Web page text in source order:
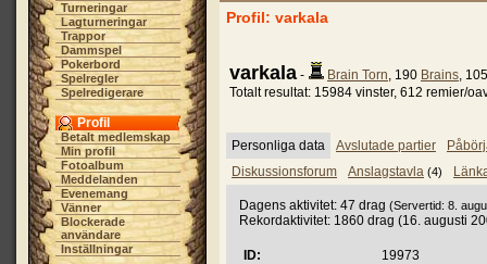
Turneringar
Lagturneringar
Trappor
Dammspel
Pokerbord
Spelregler
Spelredigerare
Profil
Betalt medlemskap
Min profil
Fotoalbum
Meddelanden
Evenemang
Vänner
Blockerade
användare
Inställningar
Profil: varkala
varkala - Brain Torn, 190 Brains,
Totalt resultat: 15984 vinster, 612 remier/
Personliga data Avslutade partier
Diskussionsforum
Anslagstavla (4)
Dagens aktivitet: 47 drag (Servertid: 8.
Rekordaktivitet: 1860 drag (16. augusti
ID:
19973